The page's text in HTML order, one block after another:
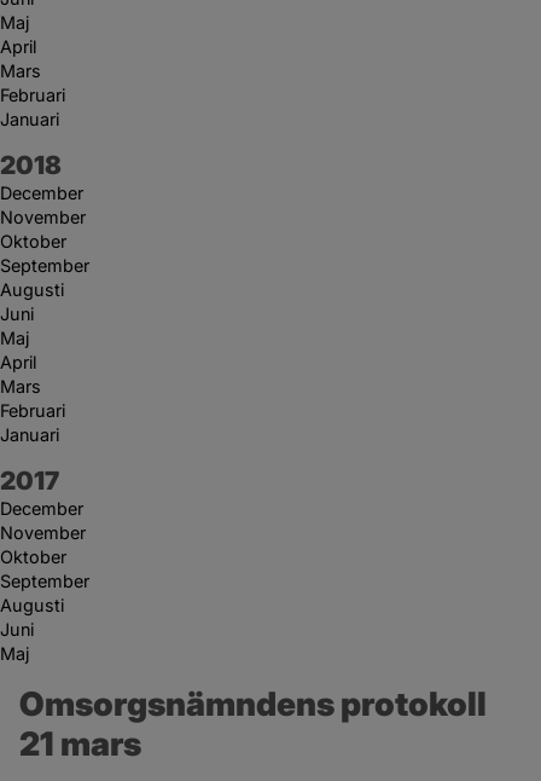
Maj
April
Mars
Februari
Januari
År:
2018
December
November
Oktober
September
Augusti
Juni
Maj
April
Mars
Februari
Januari
År:
2017
December
November
Oktober
September
Augusti
Juni
Maj
Omsorgsnämndens protokoll
21 mars